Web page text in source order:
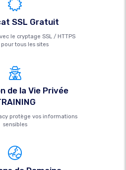
SSL Gratuit
le cryptage SSL / HTTPS
tous les sites
de la Vie Privée
protège vos informations
sensibles